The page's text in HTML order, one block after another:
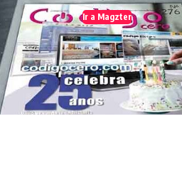
Ir a Magzter